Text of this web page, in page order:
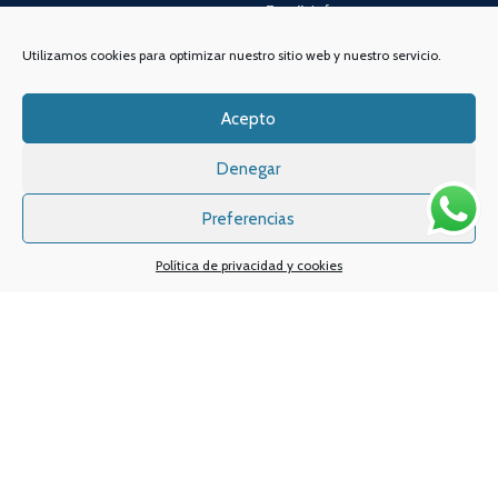
Utilizamos cookies para optimizar nuestro sitio web y nuestro servicio.
Acepto
Denegar
Preferencias
Política de privacidad y cookies
Email:info@vapeo.es